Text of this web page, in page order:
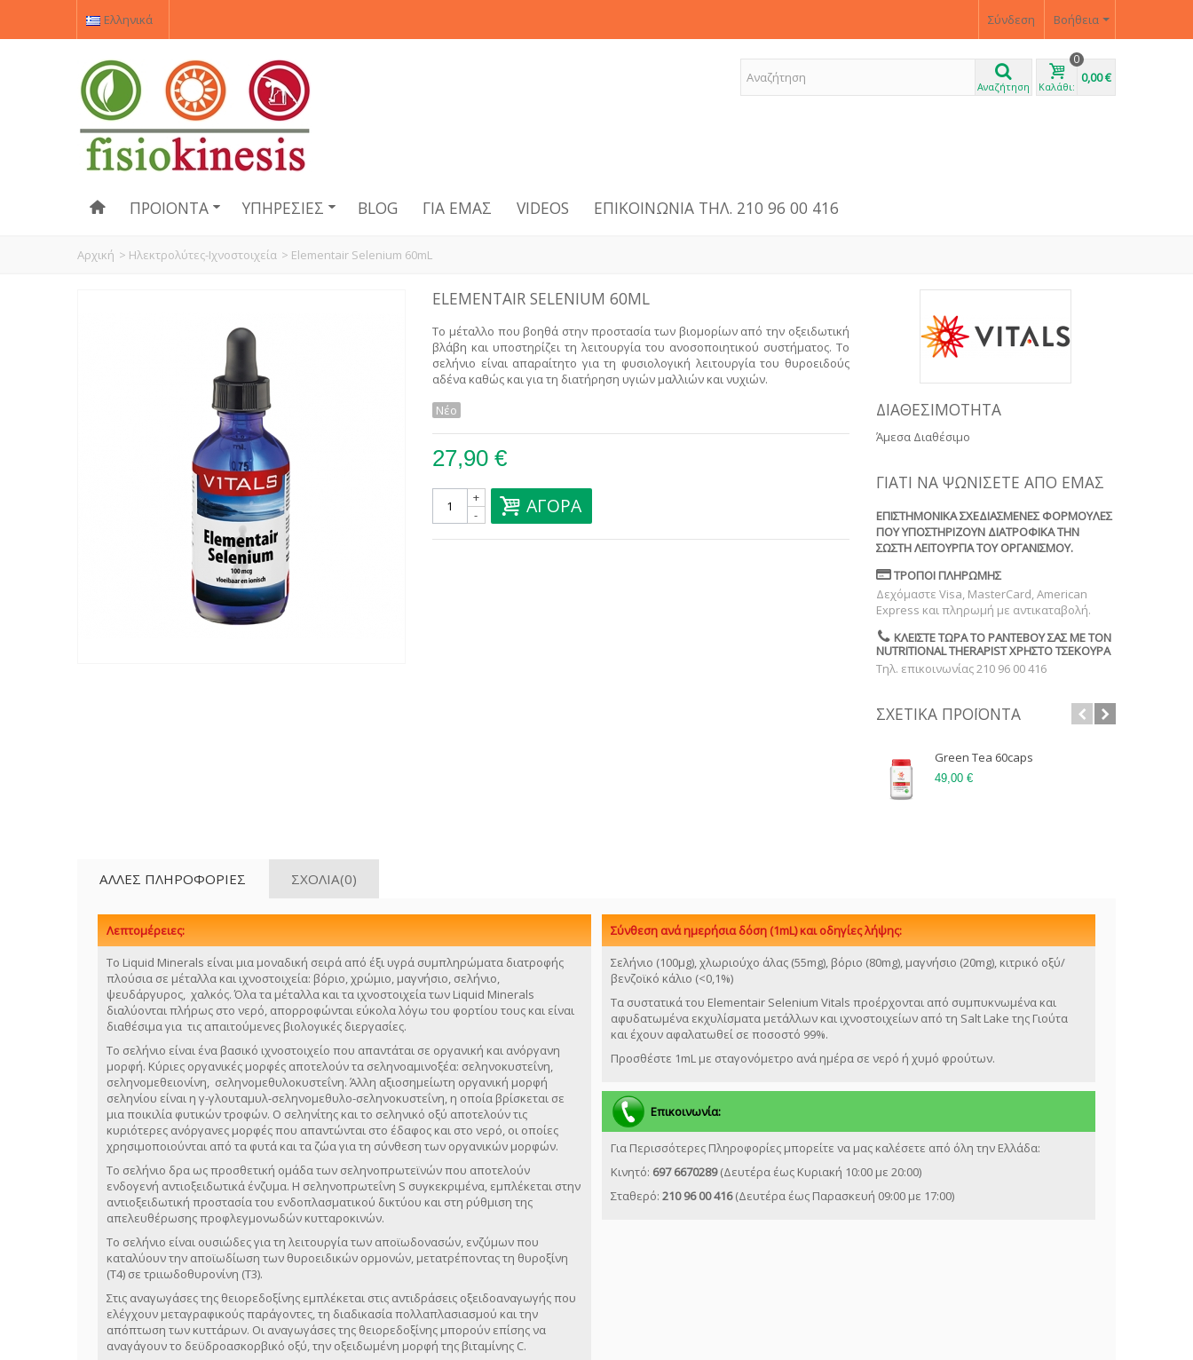
Βοήθεια
Ελληνικά Σύνδεση
Αναζήτηση Καλάθι:
0
0,00 €
ΠΡΟΙΌΝΤΑ ΥΠΗΡΕΣΊΕΣ BLOG ΓΙΑ ΕΜΆΣ VIDEOS ΕΠΙΚΟΙΝΩΝΊΑ ΤΗΛ. 210 96 00 416
Αρχική > Ηλεκτρολύτες-Ιχνοστοιχεία > Elementair Selenium 60mL
ELEMENTAIR SELENIUM 60ML
Το μέταλλο που βοηθά στην προστασία των βιομορίων από την οξειδωτική
βλάβη και υποστηρίζει τη λειτουργία του ανοσοποιητικού συστήματος. Το
σελήνιο είναι απαραίτητο για τη φυσιολογική λειτουργία του θυροειδούς
αδένα καθώς και για τη διατήρηση υγιών μαλλιών και νυχιών.
Νέο
27,90 €
-
+ ΑΓΟΡΆ
ΔΙΑΘΕΣΙΜΌΤΗΤΑ
Άμεσα Διαθέσιμο
ΓΙΑΤΊ ΝΑ ΨΩΝΊΣΕΤΕ ΑΠΌ ΕΜΆΣ
ΕΠΙΣΤΗΜΟΝΙΚΆ ΣΧΕΔΙΑΣΜΈΝΕΣ ΦΌΡΜΟΥΛΕΣ
ΠΟΥ ΥΠΟΣΤΗΡΊΖΟΥΝ ΔΙΑΤΡΟΦΙΚΆ ΤΗΝ
ΣΩΣΤΉ ΛΕΙΤΟΥΡΓΊΑ ΤΟΥ ΟΡΓΑΝΙΣΜΟΎ.
ΤΡΌΠΟΙ ΠΛΗΡΩΜΉΣ
Δεχόμαστε Visa, MasterCard, American
Express και πληρωμή με αντικαταβολή.
ΚΛΕΊΣΤΕ ΤΏΡΑ ΤΟ ΡΑΝΤΕΒΟΎ ΣΑΣ ΜΕ ΤΟΝ
NUTRITIONAL THERAPIST ΧΡΉΣΤΟ ΤΣΕΚΟΎΡΑ
Τηλ. επικοινωνίας 210 96 00 416
ΣΧΕΤΙΚΆ ΠΡΟΪΌΝΤΑ
Green Tea 60caps
49,00 €
ΆΛΛΕΣ ΠΛΗΡΟΦΟΡΊΕΣ ΣΧΌΛΙΑ(0)
Λεπτομέρειες:
Το Liquid Minerals είναι μια μοναδική σειρά από έξι υγρά συμπληρώματα διατροφής
πλούσια σε μέταλλα και ιχνοστοιχεία: βόριο, χρώμιο, μαγνήσιο, σελήνιο,
ψευδάργυρος, χαλκός. Όλα τα μέταλλα και τα ιχνοστοιχεία των Liquid Minerals
διαλύονται πλήρως στο νερό, απορροφώνται εύκολα λόγω του φορτίου τους και είναι
διαθέσιμα για τις απαιτούμενες βιολογικές διεργασίες.
Το σελήνιο είναι ένα βασικό ιχνοστοιχείο που απαντάται σε οργανική και ανόργανη
μορφή. Κύριες οργανικές μορφές αποτελούν τα σεληνοαμινοξέα: σεληνοκυστεΐνη,
σεληνομεθειονίνη, σεληνομεθυλοκυστεΐνη. Άλλη αξιοσημείωτη οργανική μορφή
σεληνίου είναι η γ-γλουταμυλ-σεληνομεθυλο-σεληνοκυστεΐνη, η οποία βρίσκεται σε
μια ποικιλία φυτικών τροφών. Ο σεληνίτης και το σεληνικό οξύ αποτελούν τις
κυριότερες ανόργανες μορφές που απαντώνται στο έδαφος και στο νερό, οι οποίες
χρησιμοποιούνται από τα φυτά και τα ζώα για τη σύνθεση των οργανικών μορφών.
Το σελήνιο δρα ως προσθετική ομάδα των σεληνοπρωτεϊνών που αποτελούν
ενδογενή αντιοξειδωτικά ένζυμα. Η σεληνοπρωτεΐνη S συγκεκριμένα, εμπλέκεται στην
αντιοξειδωτική προστασία του ενδοπλασματικού δικτύου και στη ρύθμιση της
απελευθέρωσης προφλεγμονωδών κυτταροκινών.
Το σελήνιο είναι ουσιώδες για τη λειτουργία των αποϊωδονασών, ενζύμων που
καταλύουν την αποϊωδίωση των θυροειδικών ορμονών, μετατρέποντας τη θυροξίνη
(Τ4) σε τριιωδοθυρονίνη (Τ3).
Στις αναγωγάσες της θειορεδοξίνης εμπλέκεται στις αντιδράσεις οξειδοαναγωγής που
ελέγχουν μεταγραφικούς παράγοντες, τη διαδικασία πολλαπλασιασμού και την
απόπτωση των κυττάρων. Οι αναγωγάσες της θειορεδοξίνης μπορούν επίσης να
αναγάγουν το δεϋδροασκορβικό οξύ, την οξειδωμένη μορφή της βιταμίνης C.
Σύνθεση ανά ημερήσια δόση (1mL)και οδηγίες λήψης:
Σελήνιο (100μg), χλωριούχο άλας (55mg), βόριο (80mg), μαγνήσιο (20mg), κιτρικό οξύ/
βενζοϊκό κάλιο (<0,1%)
Τα συστατικά του Elementair Selenium Vitals προέρχονται από συμπυκνωμένα και
αφυδατωμένα εκχυλίσματα μετάλλων και ιχνοστοιχείων από τη Salt Lake της Γιούτα
και έχουν αφαλατωθεί σε ποσοστό 99%.
Προσθέστε 1mL με σταγονόμετρο ανά ημέρα σε νερό ή χυμό φρούτων.
Επικοινωνία:
Για Περισσότερες Πληροφορίες μπορείτε να μας καλέσετε από όλη την Ελλάδα:
Kινητό: 697 6670289(Δευτέρα έως Κυριακή 10:00 με 20:00)
Σταθερό: 210 96 00 416(Δευτέρα έως Παρασκευή 09:00 με 17:00)